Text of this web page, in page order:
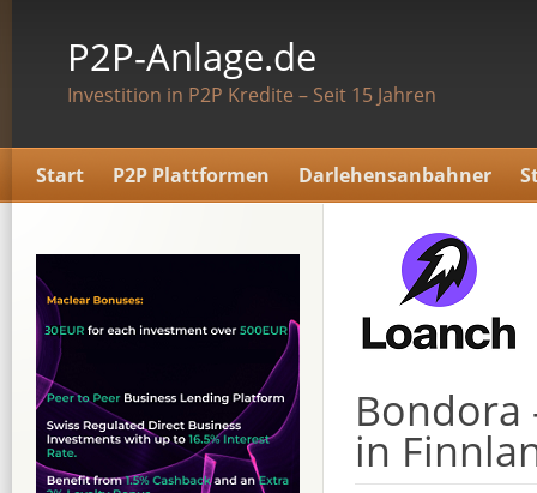
P2P-Anlage.de
Investition in P2P Kredite – Seit 15 Jahren
Start P2P Plattformen Darlehensanbahner
Bondora
in